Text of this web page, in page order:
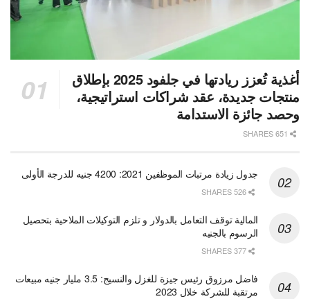
أغذية تُعزز ريادتها في جلفود 2025 بإطلاق
منتجات جديدة، عقد شراكات استراتيجية،
وحصد جائزة الاستدامة
جدول زيادة مرتبات الموظفين 2021: 4200 جنيه للدرجة الأولى
المالية توقف التعامل بالدولار و تلزم التوكيلات الملاحية بتحصيل
الرسوم بالجنيه
فاضل مرزوق رئيس جيزة للغزل والنسيج: 3.5 مليار جنيه مبيعات
مرتقبة للشركة خلال 2023